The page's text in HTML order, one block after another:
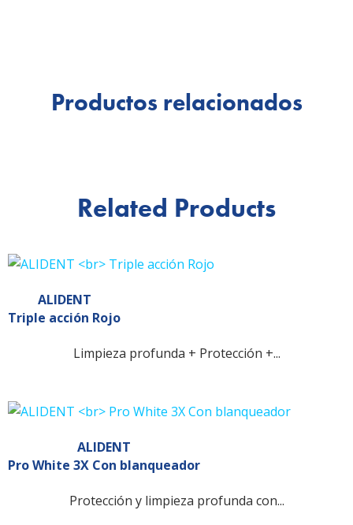
Productos relacionados
Related Products
ALIDENT
Triple acción Rojo
Limpieza profunda + Protección +...
ALIDENT
Pro White 3X Con blanqueador
Protección y limpieza profunda con...